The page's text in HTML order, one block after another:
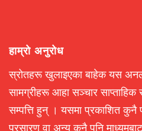
हाम्रो अनुरोध
स्रोतहरू खुलाइएका बाहेक यस
सामग्रीहरू आहा सञ्चार
सम्पत्ति हुन् । यसमा प्रकाशित कुनै
प्रसारण वा अन्य कुनै पनि